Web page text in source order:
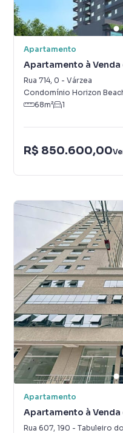
Apartamento
Apartamento à Venda
Rua 714, 0 - Várzea
Condomínio Horizon
68m² 1
R$ 850.600,00
Apartamento
Apartamento à
Rua 607, 190 - Tabuleiro